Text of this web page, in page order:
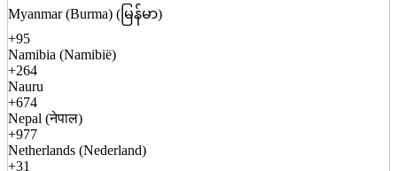
Myanmar (Burma) (မြန်မာ)
+95
Namibia (Namibië)
+264
Nauru
+674
Nepal (नेपाल)
+977
Netherlands (Nederland)
+31